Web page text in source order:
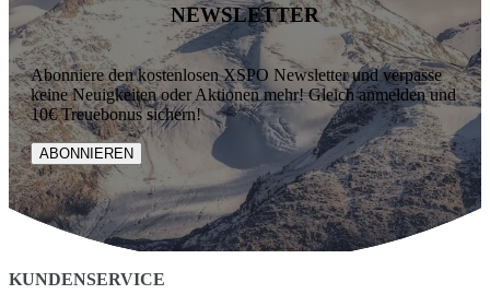
NEWSLETTER
Abonniere den kostenlosen XSPO Newsletter und verpasse
keine Neuigkeiten oder Aktionen mehr! Gleich anmelden und
10€ Treuebonus sichern!
ABONNIEREN
KUNDENSERVICE